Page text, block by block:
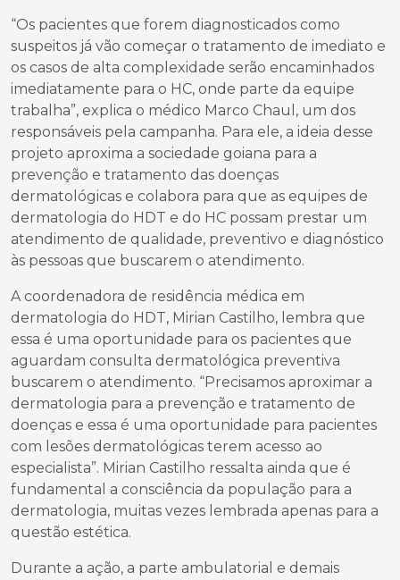
“Os pacientes que forem diagnosticados como
suspeitos já vão começar o tratamento de imediato e
os casos de alta complexidade serão encaminhados
imediatamente para o HC, onde parte da equipe
trabalha”, explica o médico Marco Chaul, um dos
responsáveis pela campanha. Para ele, a ideia desse
projeto aproxima a sociedade goiana para a
prevenção e tratamento das doenças
dermatológicas e colabora para que as equipes de
dermatologia do HDT e do HC possam prestar um
atendimento de qualidade, preventivo e diagnóstico
às pessoas que buscarem o atendimento.
A coordenadora de residência médica em
dermatologia do HDT, Mirian Castilho, lembra que
essa é uma oportunidade para os pacientes que
aguardam consulta dermatológica preventiva
buscarem o atendimento. “Precisamos aproximar a
dermatologia para a prevenção e tratamento de
doenças e essa é uma oportunidade para pacientes
com lesões dermatológicas terem acesso ao
especialista”. Mirian Castilho ressalta ainda que é
fundamental a consciência da população para a
dermatologia, muitas vezes lembrada apenas para a
questão estética.
Durante a ação, a parte ambulatorial e demais